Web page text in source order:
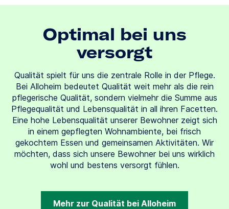
Optimal bei uns
versorgt
Qualität spielt für uns die zentrale Rolle in der Pflege.
Bei Alloheim bedeutet Qualität weit mehr als die rein
pflegerische Qualität, sondern vielmehr die Summe aus
Pflegequalität und Lebensqualität in all ihren Facetten.
Eine hohe Lebensqualität unserer Bewohner zeigt sich
in einem gepflegten Wohnambiente, bei frisch
gekochtem Essen und gemeinsamen Aktivitäten. Wir
möchten, dass sich unsere Bewohner bei uns wirklich
wohl und bestens versorgt fühlen.
Mehr zur Qualität bei Alloheim